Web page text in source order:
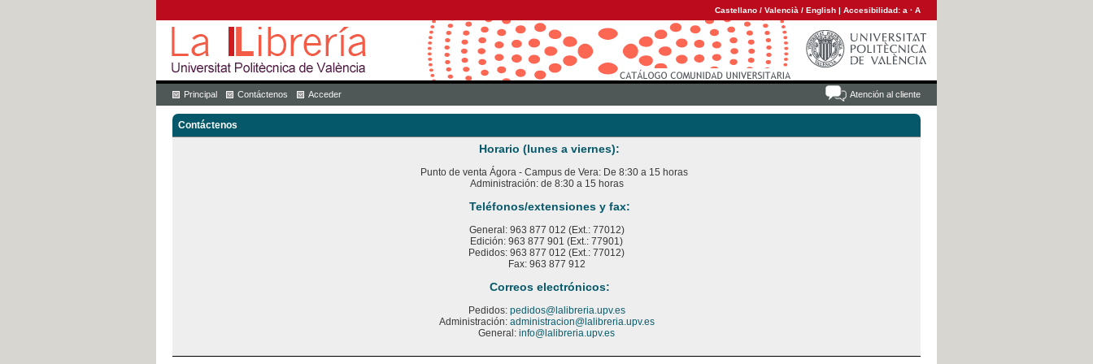
Castellano / Valencià / English | Accesibilidad: a · A
Atención al cliente
Principal Contáctenos Acceder
Contáctenos
Horario (lunes a viernes):
Punto de venta Ágora - Campus de Vera: De 8:30 a 15 horas
Administración: de 8:30 a 15 horas
Teléfonos/extensiones y fax:
General: 963 877 012 (Ext.: 77012)
Edición: 963 877 901 (Ext.: 77901)
Pedidos: 963 877 012 (Ext.: 77012)
Fax: 963 877 912
Correos electrónicos:
Pedidos: pedidos@lalibreria.upv.es
Administración: administracion@lalibreria.upv.es
General: info@lalibreria.upv.es